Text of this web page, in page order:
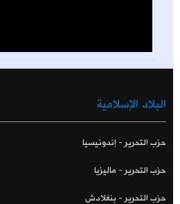
البلاد الإسلامية
حزب التحرير - إندونيسيا
حزب التحرير - ماليزيا
حزب التحرير - بنغلادش